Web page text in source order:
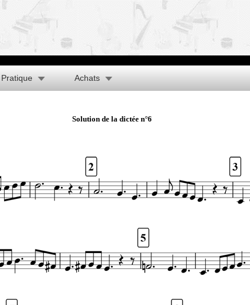
Pratique Achats
Solution de la dictée n°6